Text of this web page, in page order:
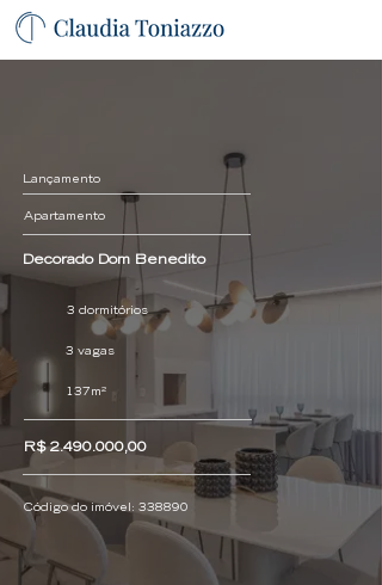
Lançamento
Apartamento
Decorado Dom Benedito
3 dormitórios
3 vagas
137m²
R$2.490.000,00
Código do imóvel: 338890